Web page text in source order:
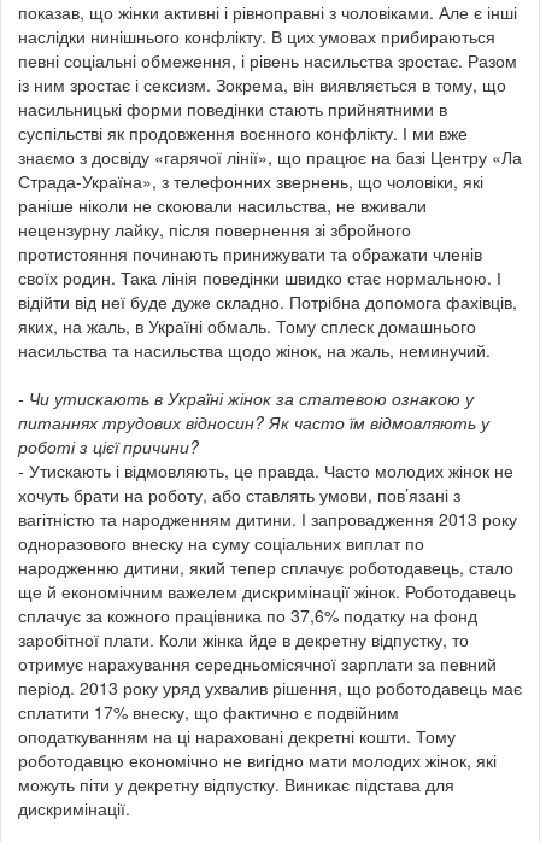
показав, що жінки активні і рівноправні з чоловіками. Але є інші
наслідки нинішнього конфлікту. В цих умовах прибираються
певні соціальні обмеження, і рівень насильства зростає. Разом
із ним зростає і сексизм. Зокрема, він виявляється в тому, що
насильницькі форми поведінки стають прийнятними в
суспільстві як продовження воєнного конфлікту. І ми вже
знаємо з досвіду «гарячої лінії», що працює на базі Центру «Ла
Страда-Україна», з телефонних звернень, що чоловіки, які
раніше ніколи не скоювали насильства, не вживали
нецензурну лайку, після повернення зі збройного
протистояння починають принижувати та ображати членів
своїх родин. Така лінія поведінки швидко стає нормальною. І
відійти від неї буде дуже складно. Потрібна допомога фахівців,
яких, на жаль, в Україні обмаль. Тому сплеск домашнього
насильства та насильства щодо жінок, на жаль, неминучий.
- Чи утискають в Україні жінок за статевою ознакою у
питаннях трудових відносин? Як часто їм відмовляють у
роботі з цієї причини?
- Утискають і відмовляють, це правда. Часто молодих жінок не
хочуть брати на роботу, або ставлять умови, пов’язані з
вагітністю та народженням дитини. І запровадження 2013 року
одноразового внеску на суму соціальних виплат по
народженню дитини, який тепер сплачує роботодавець, стало
ще й економічним важелем дискримінації жінок. Роботодавець
сплачує за кожного працівника по 37,6% податку на фонд
заробітної плати. Коли жінка йде в декретну відпустку, то
отримує нарахування середньомісячної зарплати за певний
період. 2013 року уряд ухвалив рішення, що роботодавець має
сплатити 17% внеску, що фактично є подвійним
оподаткуванням на ці нараховані декретні кошти. Тому
роботодавцю економічно не вигідно мати молодих жінок, які
можуть піти у декретну відпустку. Виникає підстава для
дискримінації.